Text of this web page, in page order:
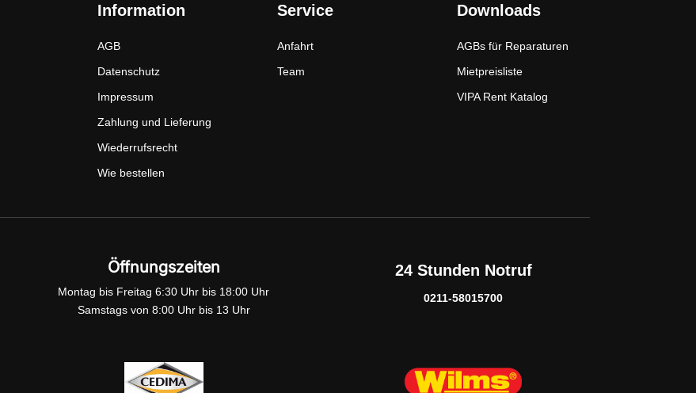
Information
AGB
Datenschutz
Impressum
Zahlung und Lieferung
Wiederrufsrecht
Wie bestellen
Service
Anfahrt
Team
Downloads
AGBs für Reparaturen
Mietpreisliste
VIPA Rent Katalog
Öffnungszeiten
Montag bis Freitag 6:30 Uhr bis 18:00 Uhr
Samstags von 8:00 Uhr bis 13 Uhr
24 Stunden Notruf
0211-58015700